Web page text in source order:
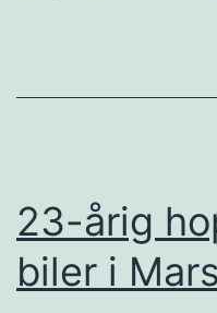
23-årig
biler i